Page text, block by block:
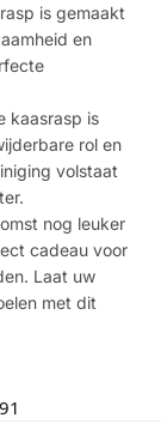
is gemaakt
en
kaasrasp is
rol en
volstaat
nog leuker
cadeau voor
Laat uw
met dit